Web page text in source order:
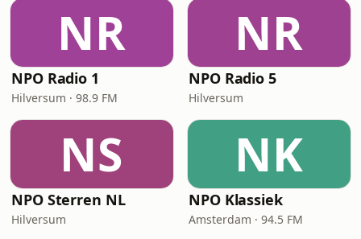
NR
NPO Radio 1
Hilversum · 98.9 FM
NR
NPO Radio 5
Hilversum
NS
NPO Sterren NL
Hilversum
NK
NPO Klassiek
Amsterdam · 94.5 FM